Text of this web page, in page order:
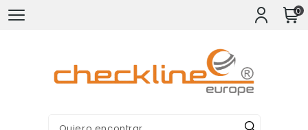
0